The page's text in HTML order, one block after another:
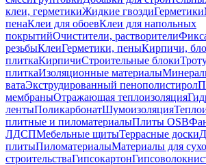
клеи, герметикиЖидкие гвоздиГерметики
пенаКлеи для обоевКлеи для напольных
покрытийОчистители, растворители
резьбыКлеиГерметики, пеныКирпичи,
плиткаКирпичиСтроительные блоки
плиткаИзоляционные материалы
ватаЭкструдированный пенополистирол
мембраныОтражающая теплоизоляция
лентыПоликарбонатШумоизоляция
плитные и пиломатериалыПлиты OSB
ЛДСПМебельные щитыТеррасные доски
плитыПиломатериалыМатериалы для
строительстваГипсокартон